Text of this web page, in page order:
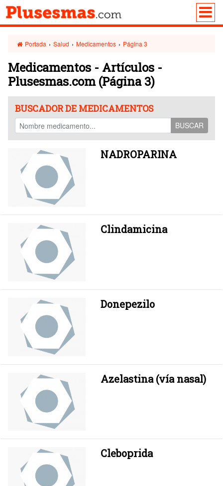
Portada › Salud › Medicamentos › Página 3
Medicamentos - Artículos -
Plusesmas.com(Página 3)
BUSCADOR DE MEDICAMENTOS
BUSCAR
NADROPARINA
Clindamicina
Donepezilo
Azelastina (vía nasal)
Cleboprida